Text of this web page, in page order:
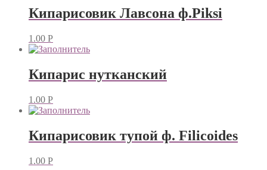
Кипарисовик Лавсона ф.Piksi
1.00 Р
Кипарис нутканский
1.00 Р
Кипарисовик тупой ф. Filicoides
1.00 Р